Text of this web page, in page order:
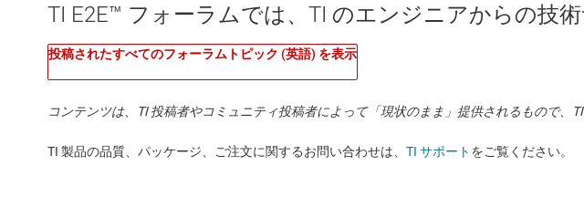
TI E2E™ フォーラムでは、TI のエンジニアからの技
投稿されたすべてのフォーラムトピック (英語) を表示
コンテンツは、TI 投稿者やコミュニティ投稿者によって「現状のまま」提供されるもので、
TI 製品の品質、パッケージ、ご注文に関するお問い合わせは、 TI サポート をご覧ください。